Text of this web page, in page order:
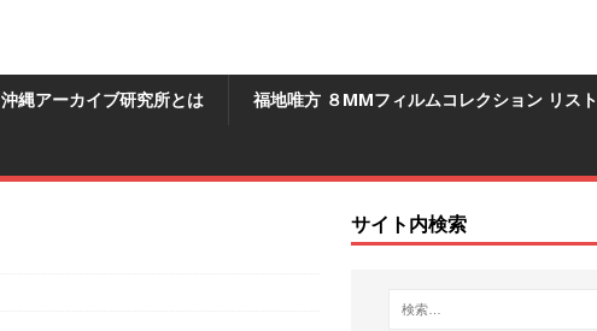
沖縄アーカイブ研究所とは 福地唯方 ８MMフィルムコレクション リスト
サイト内検索